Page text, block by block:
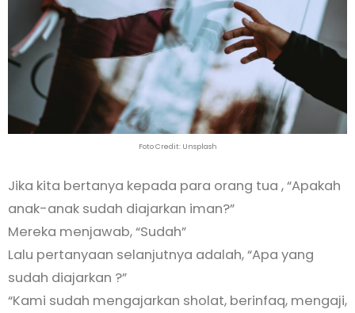
Foto Credit: Unsplash
Jika kita bertanya kepada para orang tua , “Apakah
anak-anak sudah diajarkan iman?”
Mereka menjawab, “Sudah”
Lalu pertanyaan selanjutnya adalah, “Apa yang
sudah diajarkan ?”
“Kami sudah mengajarkan sholat, berinfaq, mengaji,